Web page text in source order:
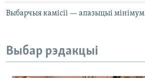
Выбарчыя камісіі — апазыцыі мінімум
Выбар рэдакцыі